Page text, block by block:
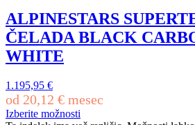
ALPINESTARS
ČELADA BLACK
WHITE
1.195,95 €
od 20,12 € mesec
Izberite možnosti